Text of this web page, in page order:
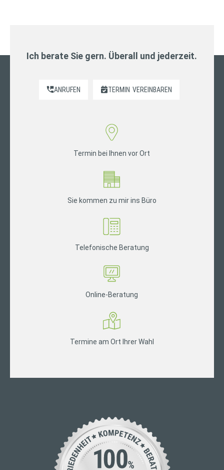
Ich berate Sie gern. Überall und jederzeit.
ANRUFEN TERMIN VEREINBAREN
Termin bei Ihnen vor Ort
Sie kommen zu mir ins Büro
Telefonische Beratung
Online-Beratung
Termine am Ort Ihrer Wahl